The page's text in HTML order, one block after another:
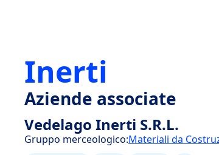
Inerti
Aziende associate
Vedelago Inerti S.R.L.
Gruppo merceologico:Materiali da